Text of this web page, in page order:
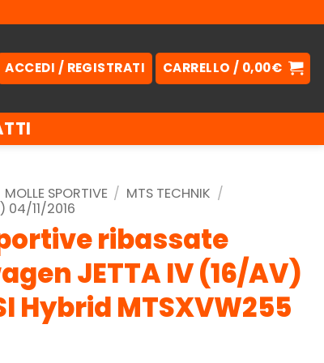
ACCEDI / REGISTRATI CARRELLO / 0,00€
MOLLE SPORTIVE / MTS TECHNIK /
04/11/2016
ribassate
JETTA IV (16/AV)
Hybrid MTSXVW255